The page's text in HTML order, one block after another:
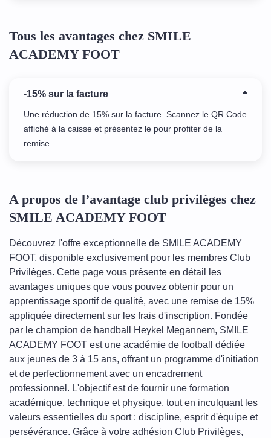
Tous les avantages chez SMILE
ACADEMY FOOT
-15% sur la facture
Une réduction de 15% sur la facture. Scannez le QR Code
affiché à la caisse et présentez le pour profiter de la
remise.
A propos de l’avantage club privilèges chez
SMILE ACADEMY FOOT
Découvrez l'offre exceptionnelle de SMILE ACADEMY
FOOT, disponible exclusivement pour les membres Club
Privilèges. Cette page vous présente en détail les
avantages uniques que vous pouvez obtenir pour un
apprentissage sportif de qualité, avec une remise de 15%
appliquée directement sur les frais d'inscription. Fondée
par le champion de handball Heykel Megannem, SMILE
ACADEMY FOOT est une académie de football dédiée
aux jeunes de 3 à 15 ans, offrant un programme d'initiation
et de perfectionnement avec un encadrement
professionnel. L'objectif est de fournir une formation
académique, technique et physique, tout en inculquant les
valeurs essentielles du sport : discipline, esprit d'équipe et
persévérance. Grâce à votre adhésion Club Privilèges,